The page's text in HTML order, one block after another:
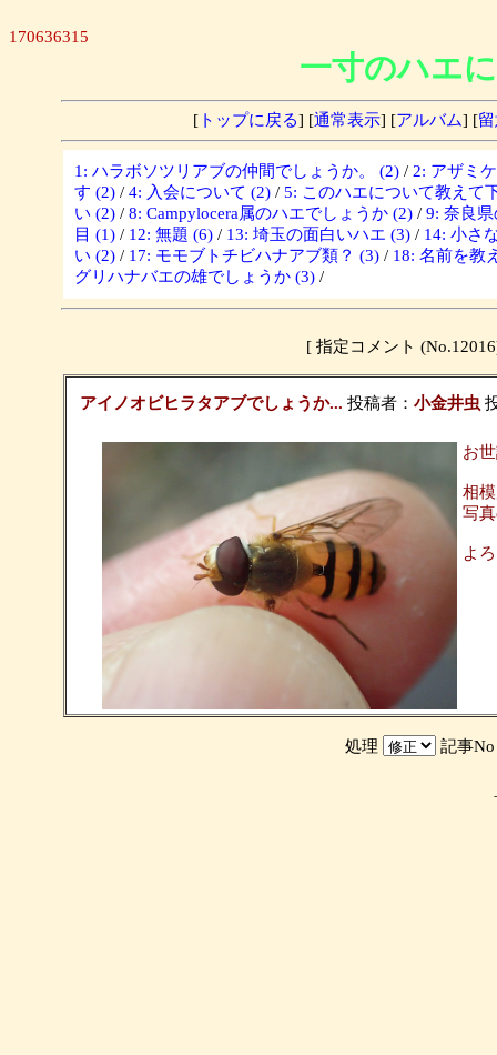
170636315
一寸のハエ
[トップに戻る] [通常表示] [アルバム] [
1: ハラボソツリアブの仲間でしょうか。 (2) / 2: アザミ
す (2) / 4: 入会について (2) / 5: このハエについて教えて
い (2) / 8: Campylocera属のハエでしょうか (2) / 9: 奈良
目 (1) / 12: 無題 (6) / 13: 埼玉の面白いハエ (3) / 14: 小さ
い (2) / 17: モモブトチビハナアブ類？ (3) / 18: 名前を教
グリハナバエの雄でしょうか (3) /
[ 指定コメント
アイノオビヒラタアブでしょうか... 投稿者： 小金井虫
お
相
写
よ
処理 記事